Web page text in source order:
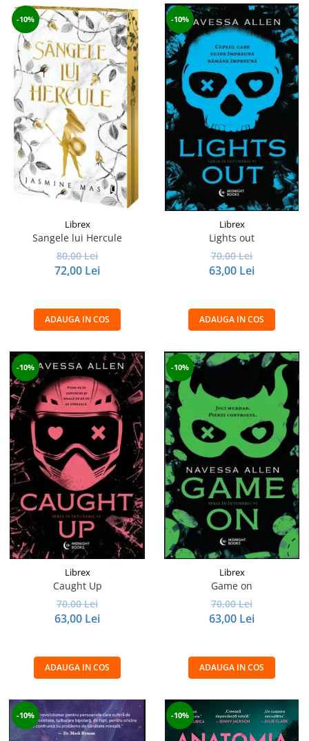
-10%
Librex
Sangele lui Hercule
80,00 Lei
72,00 Lei
ADAUGA IN COS
-10%
Librex
Lights out
70,00 Lei
63,00 Lei
ADAUGA IN COS
-10%
Librex
Caught Up
70,00 Lei
63,00 Lei
ADAUGA IN COS
-10%
Librex
Game on
70,00 Lei
63,00 Lei
ADAUGA IN COS
-10% -10%